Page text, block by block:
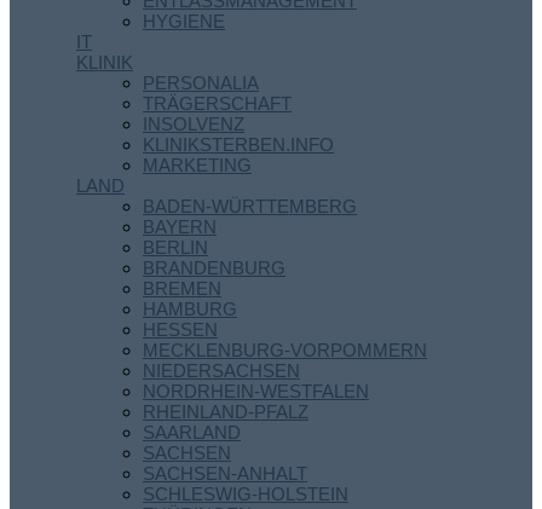
HYGIENE
IT
KLINIK
PERSONALIA
TRÄGERSCHAFT
INSOLVENZ
KLINIKSTERBEN.INFO
MARKETING
LAND
BADEN-WÜRTTEMBERG
BAYERN
BERLIN
BRANDENBURG
BREMEN
HAMBURG
HESSEN
MECKLENBURG-VORPOMMERN
NIEDERSACHSEN
NORDRHEIN-WESTFALEN
RHEINLAND-PFALZ
SAARLAND
SACHSEN
SACHSEN-ANHALT
SCHLESWIG-HOLSTEIN